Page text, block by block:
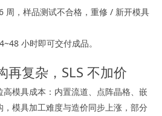
周，样品测试不合格，重修 / 新开模具
小时即可交付成品。
再复杂，SLS 不加价
模具成本：内置流道、点阵晶格、嵌
模具加工难度与造价同步上涨，部分